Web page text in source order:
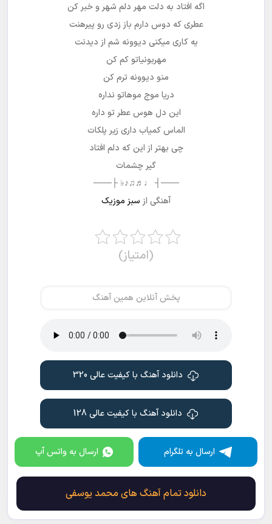
اگه افتاد به دلت مهر دلم شهر و خبر کن
عطری که دوس دارم باز زدی رو پیرهنت
یه کاری میکنی دیوونه شم از دیدنت
مهربونیاتو کم کن
منو دیوونه ترم کن
دریا موج موهاتو نداره
این دل هوس عطر تو داره
الماس کمیاب داری زیر پلکات
چی بهتر از این که دلم افتاد
گیر چشمات
───┤ ♩♬♫♪♭ ├───
آهنگی از سبز موزیک
(امتیاز)
پخش آنلاین همین آهنگ
دانلود آهنگ با کیفیت عالی 320
دانلود آهنگ با کیفیت عالی 128
ارسال به تلگرام ارسال به واتس آپ
دانلود تمام آهنگ های محمد یوسفی